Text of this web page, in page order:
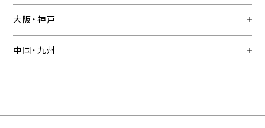
大阪・神戸
中国・九州